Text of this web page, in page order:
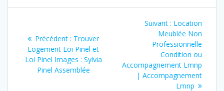
de
l’article
Précédent : Article
précédent
:
Trouver
Logement Loi Pinel et
Loi Pinel Images : Sylvia
Pinel Assemblée
Suivant : Article
suivant
:
Location
Meublée Non
Professionnelle
Condition ou
Accompagnement Lmnp
| Accompagnement
Lmnp